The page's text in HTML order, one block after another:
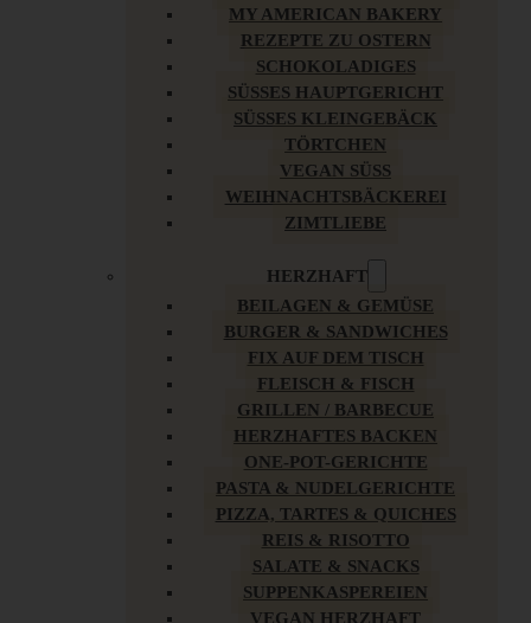
MY AMERICAN BAKERY
REZEPTE ZU OSTERN
SCHOKOLADIGES
SÜSSES HAUPTGERICHT
SÜSSES KLEINGEBÄCK
TÖRTCHEN
VEGAN SÜSS
WEIHNACHTSBÄCKEREI
ZIMTLIEBE
HERZHAFT
BEILAGEN & GEMÜSE
BURGER & SANDWICHES
FIX AUF DEM TISCH
FLEISCH & FISCH
GRILLEN / BARBECUE
HERZHAFTES BACKEN
ONE-POT-GERICHTE
PASTA & NUDELGERICHTE
PIZZA, TARTES & QUICHES
REIS & RISOTTO
SALATE & SNACKS
SUPPENKASPEREIEN
VEGAN HERZHAFT